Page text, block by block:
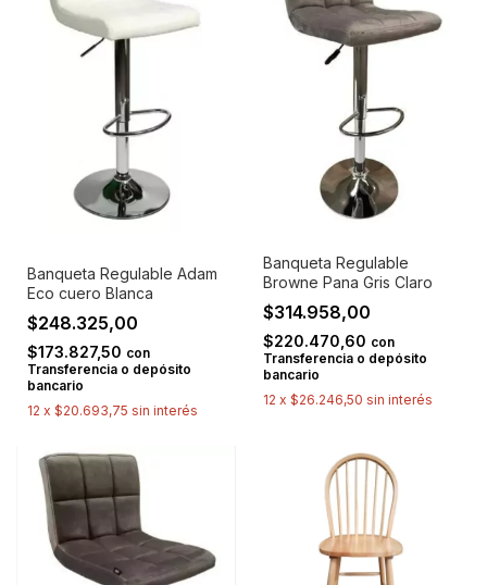
Banqueta Regulable Adam
Eco cuero Blanca
$248.325,00
$173.827,50 con
Transferencia o depósito
bancario
12 x $20.693,75 sin interés
Banqueta Regulable
Browne Pana Gris Claro
$314.958,00
$220.470,60 con
Transferencia o depósito
bancario
12 x $26.246,50 sin interés